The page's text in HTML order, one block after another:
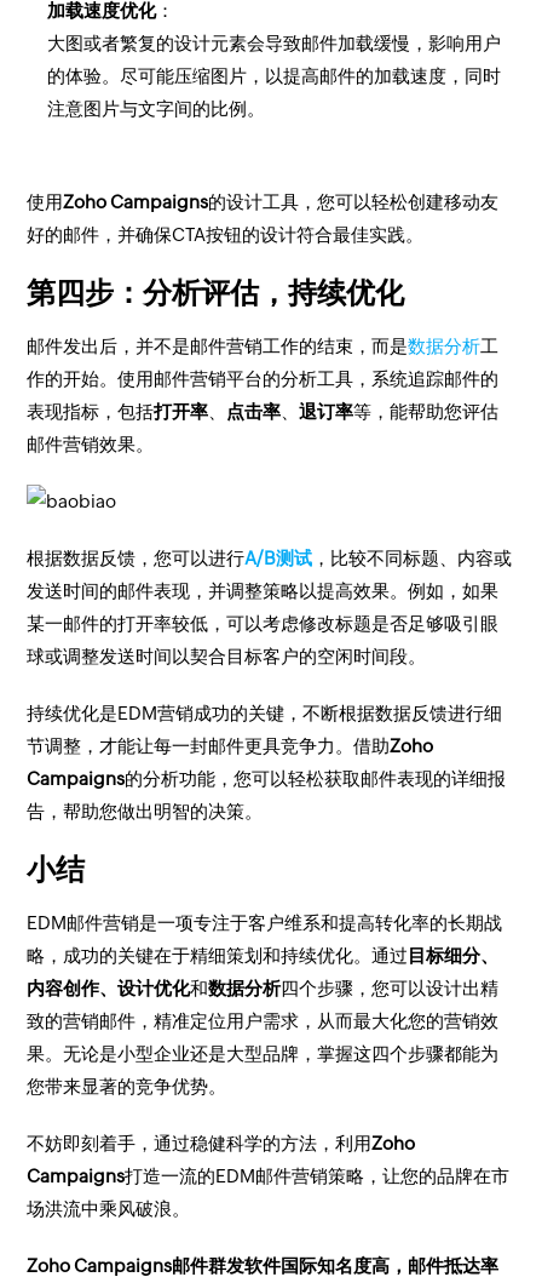
加载速度优化：
大图或者繁复的设计元素会导致邮件加载缓慢，影响用户
的体验。尽可能压缩图片，以提高邮件的加载速度，同时
注意图片与文字间的比例。
使用Zoho Campaigns的设计工具，您可以轻松创建移动友
好的邮件，并确保CTA按钮的设计符合最佳实践。
第四步：分析评估，持续优化
邮件发出后，并不是邮件营销工作的结束，而是数据分析工
作的开始。使用邮件营销平台的分析工具，系统追踪邮件的
表现指标，包括打开率 点击率 、退订率等，能帮助您评估
邮件营销效果。
根据数据反馈，您可以进行A/B测试 ，比较不同标题、内容或
发送时间的邮件表现，并调整策略以提高效果。例如，如果
某一邮件的打开率较低，可以考虑修改标题是否足够吸引眼
球或调整发送时间以契合目标客户的空闲时间段。
持续优化是EDM营销成功的关键，不断根据数据反馈进行细
节调整，才能让每一封邮件更具竞争力。借助Zoho
Campaigns的分析功能，您可以轻松获取邮件表现的详细报
告，帮助您做出明智的决策。
小结
EDM邮件营销是一项专注于客户维系和提高转化率的长期战
略，成功的关键在于精细策划和持续优化。通过 目标细分、
内容创作、设计优化和数据分析四个步骤，您可以设计出精
致的营销邮件，精准定位用户需求，从而最大化您的营销效
果。无论是小型企业还是大型品牌，掌握这四个步骤都能为
您带来显著的竞争优势。
不妨即刻着手，通过稳健科学的方法，利用Zoho
Campaigns打造一流的EDM邮件营销策略，让您的品牌在市
场洪流中乘风破浪。
Zoho Campaigns邮件群发软件国际知名度高，邮件抵达率